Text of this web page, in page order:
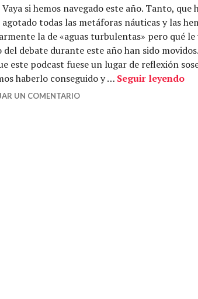
Vaya si hemos navegado este año. Tanto, que
agotado todas las metáforas náuticas y las
la de «aguas turbulentas» pero qué le
debate durante este año han sido
este podcast fuese un lugar de reflexión
haberlo conseguido y … Seguir leyendo
UN COMENTARIO